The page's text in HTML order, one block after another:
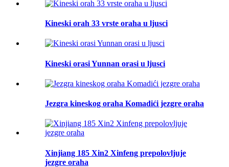
Kineski orah 33 vrste oraha u ljusci
Kineski orasi Yunnan orasi u ljusci
Jezgra kineskog oraha Komadići jezgre oraha
Xinjiang 185 Xin2 Xinfeng prepolovljuje
jezgre oraha